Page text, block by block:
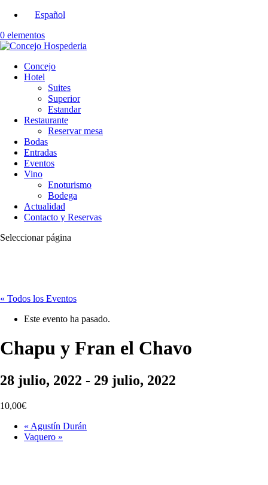
Español
0 elementos
Concejo
Hotel
Suites
Superior
Estandar
Restaurante
Reservar mesa
Bodas
Entradas
Eventos
Vino
Enoturismo
Bodega
Actualidad
Contacto y Reservas
Seleccionar página
« Todos los Eventos
Este evento ha pasado.
Chapu y Fran el Chavo
28 julio, 2022 - 29 julio, 2022
10,00€
« Agustín Durán
Vaquero »